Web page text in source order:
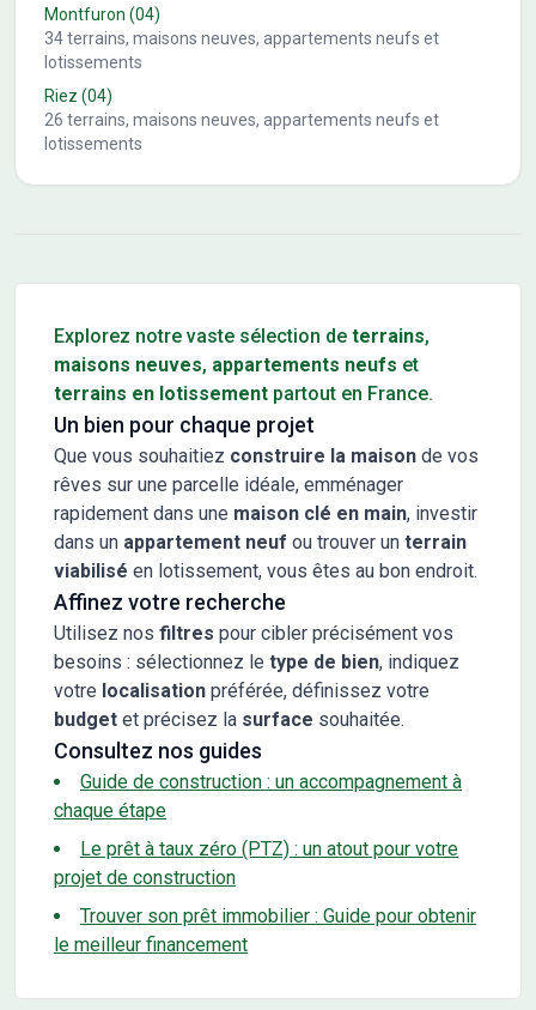
Montfuron (04)
34terrains, maisons neuves, appartements neufs et
lotissements
Riez (04)
26 terrains, maisons neuves, appartements neufs et
lotissements
Explorez notre vaste sélection de terrains,
maisons neuves, appartements neufs et
terrains en lotissement partout en France.
Un bien pour chaque projet
Que vous souhaitiez construire la maison de vos
rêves sur une parcelle idéale, emménager
rapidement dans une maison clé en main, investir
dans un appartement neuf ou trouver un terrain
viabilisé en lotissement, vous êtes au bon endroit.
Affinez votre recherche
Utilisez nos filtres pour cibler précisément vos
besoins : sélectionnez le type de bien, indiquez
votre localisation préférée, définissez votre
budget et précisez la surface souhaitée.
Consultez nos guides
Guide de construction : un accompagnement à
chaque étape
Le prêt à taux zéro (PTZ) : un atout pour votre
projet de construction
Trouver son prêt immobilier : Guide pour obtenir
le meilleur financement